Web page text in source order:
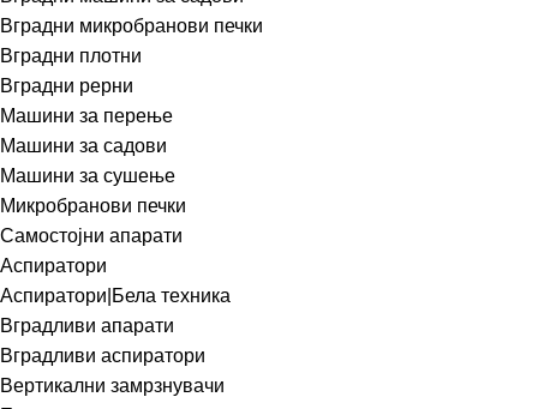
Вградни микробранови печки
Вградни плотни
Вградни рерни
Машини за перење
Машини за садови
Машини за сушење
Микробранови печки
Самостојни апарати
Аспиратори
Аспиратори|Бела техника
Вградливи апарати
Вградливи аспиратори
Вертикални замрзнувачи